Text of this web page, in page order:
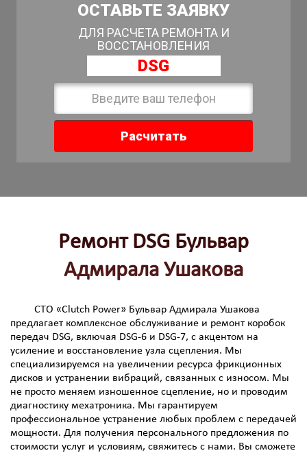
ОСТАВЬТЕ ЗАЯВКУ
ДЛЯ РАСЧЕТА РЕМОНТА И
ВОССТАНОВЛЕНИЯ
DSG
Расчитать
Ремонт DSG Бульвар
Адмирала Ушакова
СТО «Clutch Power» Бульвар Адмирала Ушакова
предлагает комплексное обслуживание и ремонт коробок
передач DSG, включая DSG-6 и DSG-7, с акцентом на
усиление и восстановление узла сцепления. Мы
специализируемся на увеличении ресурса фрикционных
дисков и устранении вибраций, связанных с износом. Мы
не просто меняем изношенное сцепление, но и проводим
диагностику мехатроника. Мы гарантируем
профессиональное устранение любых проблем с передачей
мощности. Для получения персонального предложения по
стоимости услуг и условиям, свяжитесь с нами. Вы сможете